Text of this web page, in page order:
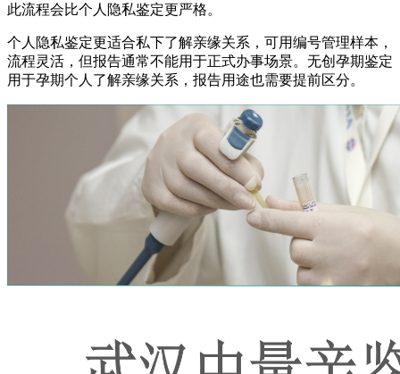
此流程会比个人隐私鉴定更严格。
个人隐私鉴定更适合私下了解亲缘关系，可用编号管理样本，
流程灵活，但报告通常不能用于正式办事场景。无创孕期鉴定
用于孕期个人了解亲缘关系，报告用途也需要提前区分。